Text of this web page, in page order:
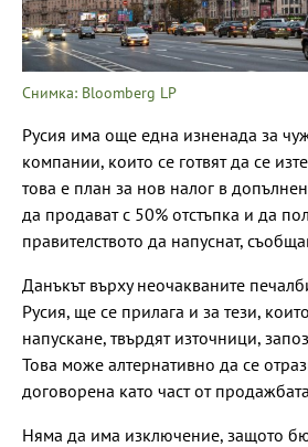
Снимка: Bloomberg LP
Русия има още една изненада за
компании, които се готвят да се
това е план за нов налог в
да продават с 50% отстъпка и да
правителството да напуснат,
Данъкът върху неочакваните
Русия, ще се прилага и за тези,
напускане, твърдят източници,
Това може алтернативно да се
договорена като част от
Няма да има изключение, защото